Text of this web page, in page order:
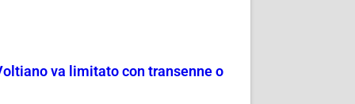
va limitato con transenne o